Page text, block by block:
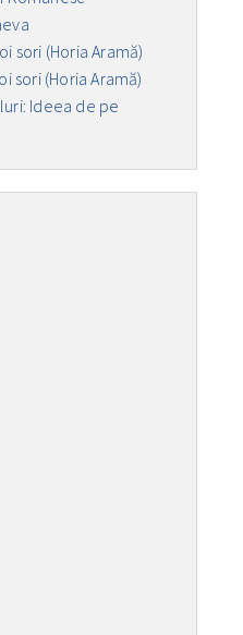
sori (Horia Aramă)
sori (Horia Aramă)
Ideea de pe